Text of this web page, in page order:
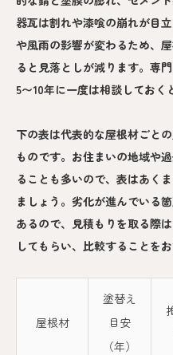
器瓦は割れや漆喰の崩れが目
や風雨の影響が変わるため、
ると見落としが減ります。専
5〜10年に一度は相談しておく
下の表は代表的な屋根材ごと
ものです。お住まいの地域や
ることも多いので、表はあく
ましょう。劣化が進んでいる
あるので、見積もりを取る際
してもらい、比較することをお
屋根材
塗替え
目安
（年）